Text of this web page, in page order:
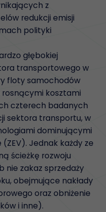
z
redukcji emisji
polityki
głębokiej
transportowego w
floty samochodów
kosztami
czterech badanych
sektora transportu, w
dominującymi
Jednak każdy ze
ścieżkę rozwoju
nie zakaz sprzedaży
obejmujące nakłady
oraz obniżenie
i inne).